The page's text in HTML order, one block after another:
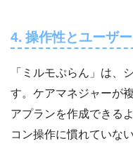
4. 操作性とユーザ
「ミルモぷらん」は、
す。ケアマネジャーが
アプランを作成できる
コン操作に慣れていな